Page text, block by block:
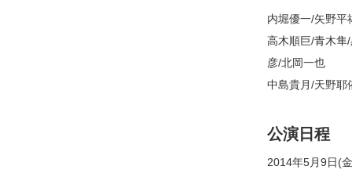
内堀優一/矢野平
高木順巨/青木隼
彦/北岡一也
中島貴月/天野耶
公演日程
2014年5月9日(